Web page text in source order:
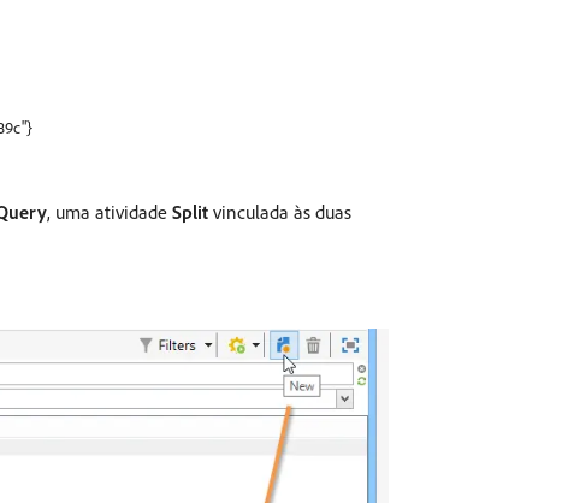
, uma atividade Split vinculada às duas